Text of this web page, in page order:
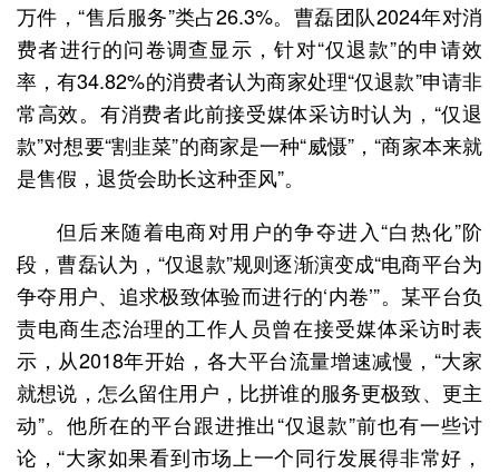
万件，“售后服务”类占26.3%。曹磊团队2024年对消
费者进行的问卷调查显示，针对“仅退款”的申请效
率，有34.82%的消费者认为商家处理“仅退款”申请非
常高效。有消费者此前接受媒体采访时认为，“仅退
款”对想要“割韭菜”的商家是一种“威慑”，“商家本来就
是售假，退货会助长这种歪风”。
但后来随着电商对用户的争夺进入“白热化”阶
段，曹磊认为，“仅退款”规则逐渐演变成“电商平台为
争夺用户、追求极致体验而进行的‘内卷’”。某平台负
责电商生态治理的工作人员曾在接受媒体采访时表
示，从2018年开始，各大平台流量增速减慢，“大家
就想说，怎么留住用户，比拼谁的服务更极致、更主
动”。他所在的平台跟进推出“仅退款”前也有一些讨
论，“大家如果看到市场上一个同行发展得非常好，